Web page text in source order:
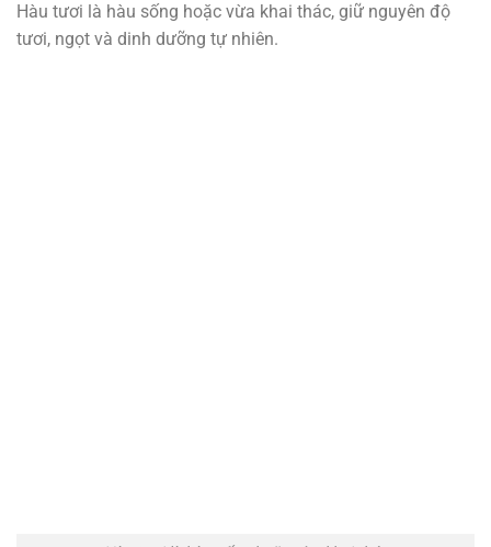
Hàu tươi là hàu sống hoặc vừa khai thác, giữ nguyên độ
tươi, ngọt và dinh dưỡng tự nhiên.